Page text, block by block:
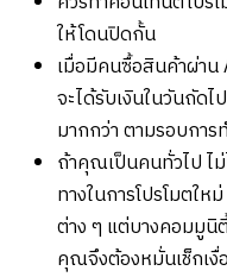
ให้โดนปิดกั้น
เมื่อมีคนซื้อสินค้าผ่า
จะได้รับเงินในวันถัด
มากกว่า ตามรอบกา
ถ้าคุณเป็นคนทั่วไป ไ
ทางในการโปรโมตใ
ต่าง ๆ แต่บางคอมมู
คุณจึงต้องหมั่นเช็กเงื่